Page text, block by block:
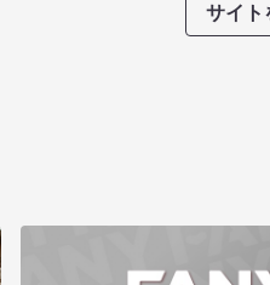
サイト